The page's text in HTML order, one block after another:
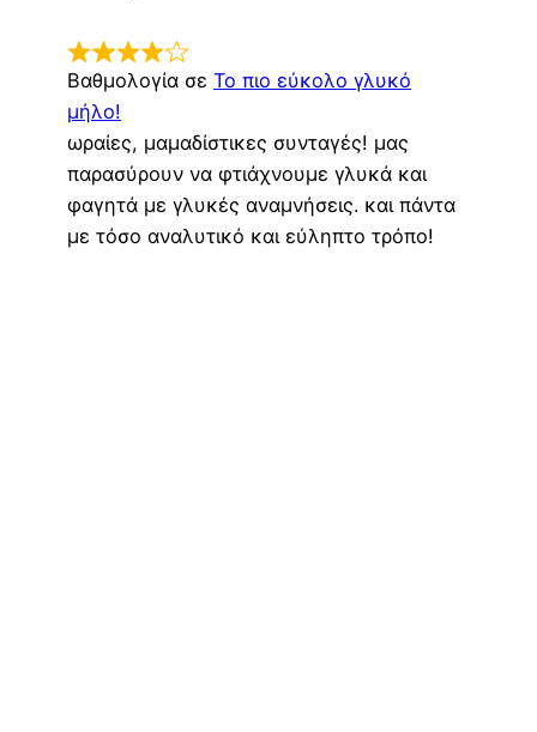
Βαθμολογία σε Το πιο εύκολο γλυκό
μήλο!
ωραίες, μαμαδίστικες συνταγές! μας
παρασύρουν να φτιάχνουμε γλυκά και
φαγητά με γλυκές αναμνήσεις. και πάντα
με τόσο αναλυτικό και εύληπτο τρόπο!